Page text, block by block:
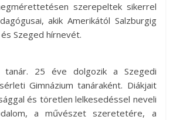
szerepeltek sikerrel
akik Amerikától Salzburgig
Szeged hírnevét.
tanár. 25 éve dolgozik a Szegedi
Gimnázium tanáraként. Diákjait
és töretlen lelkesedéssel neveli
a művészet szeretetére, a